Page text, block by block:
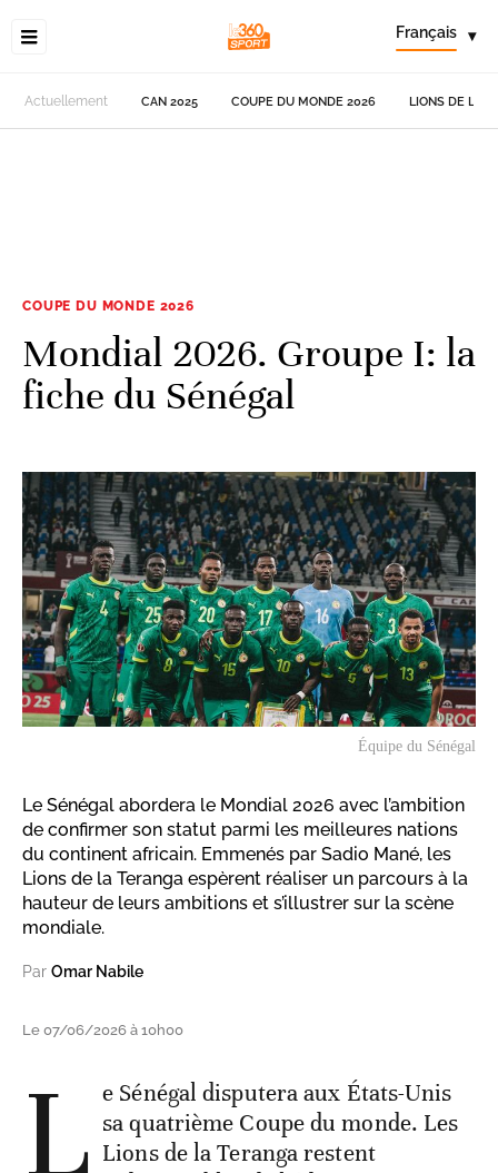
Français ▾
Actuellement CAN 2025 COUPE DU MONDE 2026 LIONS DE
COUPE DU MONDE 2026
Mondial 2026. Groupe I: la
fiche du Sénégal
Équipe du Sénégal
Le Sénégal abordera le Mondial 2026 avec l’ambition
de confirmer son statut parmi les meilleures nations
du continent africain. Emmenés par Sadio Mané, les
Lions de la Teranga espèrent réaliser un parcours à la
hauteur de leurs ambitions et s’illustrer sur la scène
mondiale.
Par Omar Nabile
Le 07/06/2026 à 10h00
L e Sénégal disputera aux États-Unis
sa quatrième Coupe du monde. Les
Lions de la Teranga restent